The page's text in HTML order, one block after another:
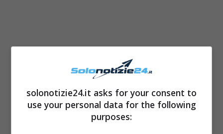
Auguri Mia del nostro cuore
“2 anni incredibili di te piccolo
vulcano, 2 anni dolci e pieni di sorprese. 2
anni dal nostro primo incontroocchi negli
occhi. Quante volte abbiamo provato ad
solonotizie24.it asks for your consent to
use your personal data for the following
purposes: